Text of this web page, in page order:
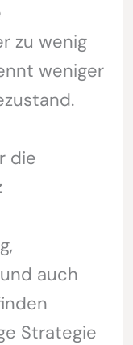
zu wenig
weniger
die
auch
Strategie